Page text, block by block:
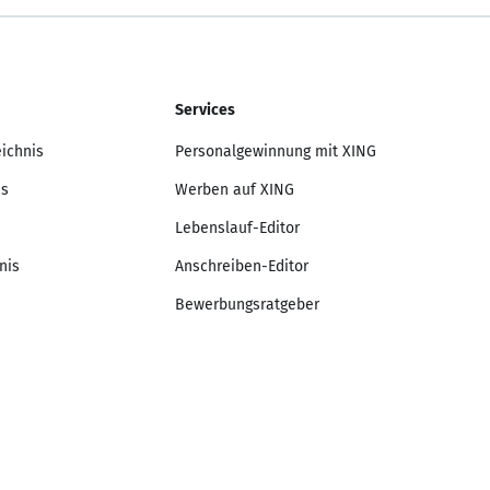
Services
Personalgewinnung mit XING
Werben auf XING
Lebenslauf-Editor
Anschreiben-Editor
Bewerbungsratgeber